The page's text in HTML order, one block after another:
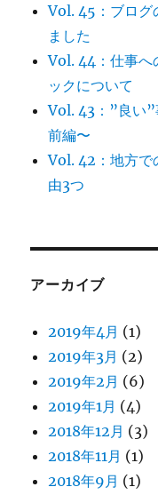
Vol. 45：ブログ
ました
Vol. 44：仕事へ
ックについて
Vol. 43：”良い”
前編〜
Vol. 42：地方で
由3つ
アーカイブ
2019年4月 (1)
2019年3月 (2)
2019年2月 (6)
2019年1月 (4)
2018年12月 (3)
2018年11月 (1)
2018年9月 (1)